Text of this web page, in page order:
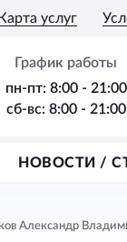
Карта услуг
График работы
пн-пт: 8:00 - 21:00
сб-вс: 8:00 - 21:00
НОВОСТИ /
Александр